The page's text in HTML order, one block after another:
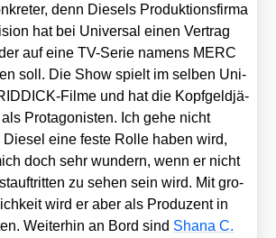
denn Die­sels Pro­duk­ti­ons­fir­ma
hat bei Uni­ver­sal einen Ver­trag
auf eine TV-Serie namens MERC
soll. Die Show spielt im sel­ben Uni­
Fil­me und hat die Kopf­geld­jä­
Prot­ago­nis­ten. Ich gehe nicht
eine fes­te Rol­le haben wird,
doch sehr wun­dern, wenn er nicht
zu sehen sein wird. Mit gro­
wird er aber als Pro­du­zent in
Wei­ter­hin an Bord sind Sha­na C.